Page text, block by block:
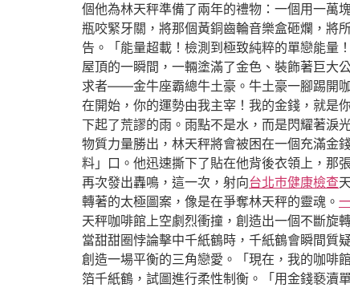
個他為林天秤準備了兩年的禮物：一個用一萬
瓶咬緊牙關，將那個黃銅齒輪音樂盒砸爛，將
告。「能量超載！檢測到極致純粹的單戀能量
屋頂的一瞬間，一輛塗滿了金色、裝飾著巨大
求者——金牛座霸總牛土豪。牛土豪一腳踢開
在開始，你的運勢由我主宰！我的金錢，就是
下起了荒謬的雨。雨點不是水，而是閃耀著淚
物質力量勝出，林天秤將會被困在一個充滿金
料」口。他迅速撕下了貼在他背後衣領上，那
再次發出轟鳴，這一次，射向台北巿健康檢查
轉著的太極圖案，像是在爭奪林天秤的靈魂。
天秤咖啡館上空劇烈衝撞，創造出一個不斷旋
當甜甜圈悖論擊中千紙鶴時，千紙鶴會瞬間質
創造一場平衡的三角戀愛。「現在，我的咖啡
箔千紙鶴，試圖進行柔性制衡。「用金錢褻瀆